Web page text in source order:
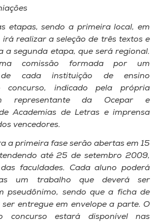
etapas, sendo a primeira local, em
realizar a seleção de três textos e
a segunda etapa, que será regional.
comissão formada por um
de cada instituição de ensino
concurso, indicado pela própria
representante da Ocepar e
Academias de Letras e imprensa
vencedores.
a primeira fase serão abertas em 15
até 25 de setembro 2009,
faculdades. Cada aluno poderá
um trabalho que deverá ser
pseudônimo, sendo que a ficha de
entregue em envelope a parte. O
concurso estará disponível nas